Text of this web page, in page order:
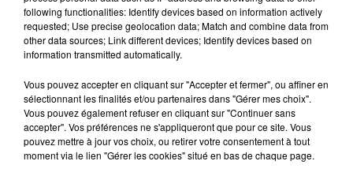
Gagnez vos entrées à Terra Botanica !
Inscrivez-vous au casting The Voice & The Voice
Kids !
6 août 2026
following functionalities: Identify devices based on information actively
requested; Use precise geolocation data; Match and combine data from
other data sources; Link different devices; Identify devices based on
information transmitted automatically.
Vous pouvez accepter en cliquant sur "Accepter et fermer", ou affiner en
sélectionnant les finalités et/ou partenaires dans "Gérer mes choix".
Vous pouvez également refuser en cliquant sur "Continuer sans
accepter". Vos préférences ne s'appliqueront que pour ce site. Vous
pouvez mettre à jour vos choix, ou retirer votre consentement à tout
moment via le lien "Gérer les cookies" situé en bas de chaque page.